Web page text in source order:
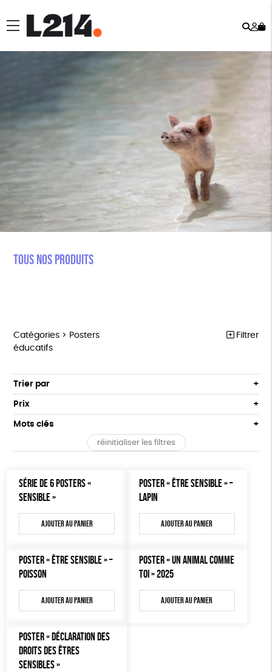
menu
Tous nos produits
Catégories > Posters
éducatifs
Filtrer
MARCHE POUR LA FERMETURE DES ABATTOIRS
OUTILS MILITANTS
TRACTS
CARTES
BROCHURES
OUTILS ÉDUCATIFS
AUTRES OUTILS ÉDUCATIFS
LIBRAIRIE
CUISINE / NUTRITION
Trier par
Par défaut
Popularité
Prix : du - cher au + cher
Disponibilité
Prix
Tous
50 € - 100 €
150 € - 200 €
Plus de 200€
Mots clés
OEKO-Tex, PETA approuved vegan
réinitialiser les filtres
SÉRIE DE 6 POSTERS «
SENSIBLE »
Ajouter au panier
POSTER « ÊTRE SENSIBLE » –
LAPIN
Ajouter au panier
POSTER « ÊTRE SENSIBLE » –
POISSON
Ajouter au panier
POSTER « UN ANIMAL COMME
TOI » 2025
Ajouter au panier
POSTER « DÉCLARATION DES
DROITS DES ÊTRES
SENSIBLES »